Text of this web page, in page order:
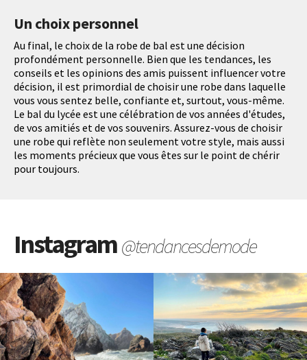
Un choix personnel
Au final, le choix de la robe de bal est une décision
profondément personnelle. Bien que les tendances, les
conseils et les opinions des amis puissent influencer votre
décision, il est primordial de choisir une robe dans laquelle
vous vous sentez belle, confiante et, surtout, vous-même.
Le bal du lycée est une célébration de vos années d'études,
de vos amitiés et de vos souvenirs. Assurez-vous de choisir
une robe qui reflète non seulement votre style, mais aussi
les moments précieux que vous êtes sur le point de chérir
pour toujours.
Instagram@tendancesdemode